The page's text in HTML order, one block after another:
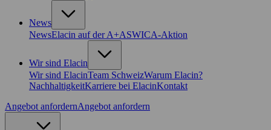
News
NewsElacin auf der A+ASWICA-Aktion
Wir sind Elacin
Wir sind ElacinTeam SchweizWarum Elacin?
NachhaltigkeitKarriere bei ElacinKontakt
Angebot anfordernAngebot anfordern